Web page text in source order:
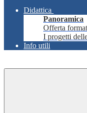
Didattica
Panoramica
Offerta
I progetti
Info utili